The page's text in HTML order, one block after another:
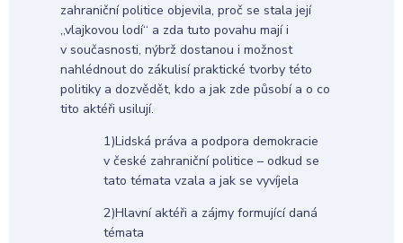
zahraniční politice objevila, proč se stala její
„vlajkovou lodí“ a zda tuto povahu mají i
v současnosti, nýbrž dostanou i možnost
nahlédnout do zákulisí praktické tvorby této
politiky a dozvědět, kdo a jak zde působí a o co
tito aktéři usilují.
1)Lidská práva a podpora demokracie
v české zahraniční politice – odkud se
tato témata vzala a jak se vyvíjela
2)Hlavní aktéři a zájmy formující daná
témata